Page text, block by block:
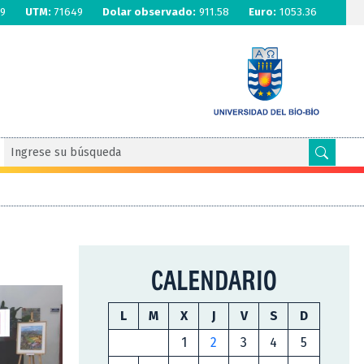
UTM: 71649 Dolar observado: 911.58 Euro: 1053.36
CALENDARIO
L M X J V S
D
1
2 3 4
5